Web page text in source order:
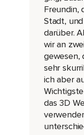
Die tief von
Alles ist
Reifen wie der
Der seine Säfte
Ohne Angst,
Dass dahinter
Er kommt doch,
Aber er kommt
Freundin,
Stadt,
darüber.
wir an
gewesen,
sehr
ich aber
das 3D